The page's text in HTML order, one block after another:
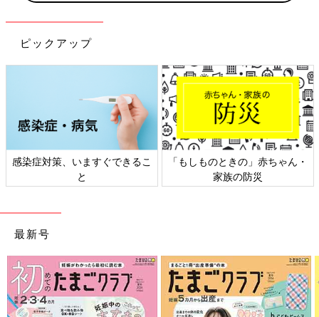
ピックアップ
感染症対策、いますぐできるこ
と
「もしものときの」赤ちゃん・
家族の防災
最新号